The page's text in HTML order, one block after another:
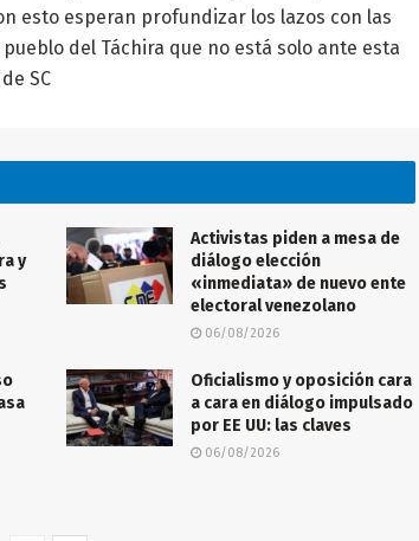
esto esperan profundizar los lazos con las
del Táchira que no está solo ante esta
SC
y
Activistas piden a mesa de
diálogo elección
«inmediata» de nuevo ente
electoral venezolano
06/08/2026
Oficialismo y oposición cara
a cara en diálogo impulsado
por EE UU: las claves
06/08/2026